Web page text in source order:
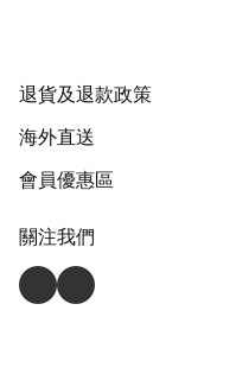
退貨及退款政策
海外直送
會員優惠區
關注我們